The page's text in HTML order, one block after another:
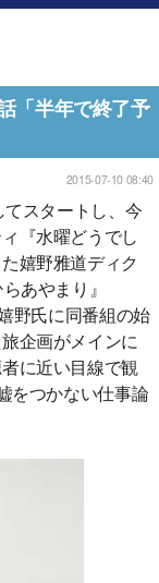
「半年で終了予
2015-07-10 08:40
スタートし、今
『水曜どうでし
嬉野雅道ディク
あやまり』
野氏に同番組の始
企画がメインに
に近い目線で観
をつかない仕事論